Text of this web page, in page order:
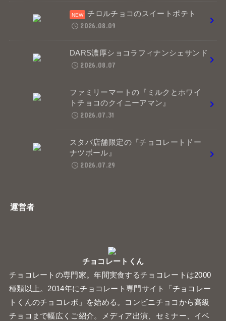
チロルチョコのスイートポテト
2026.08.09
DARS濃厚ショコラフィナンシェサンド
2026.08.07
ファミリーマートの『ミルクとホワイ
トチョコのクイニーアマン』
2026.07.31
スタバ店舗限定の『チョコレートドー
ナツボール』
2026.07.29
運営者
チョコレートくん
チョコレートの専門家。年間実食するチョコレートは2000
種類以上。2014年にチョコレート専門サイト「チョコレー
トくんのチョコレポ」を始める。コンビニチョコから高級
チョコまで幅広くご紹介。メディア出演、セミナー、イベ